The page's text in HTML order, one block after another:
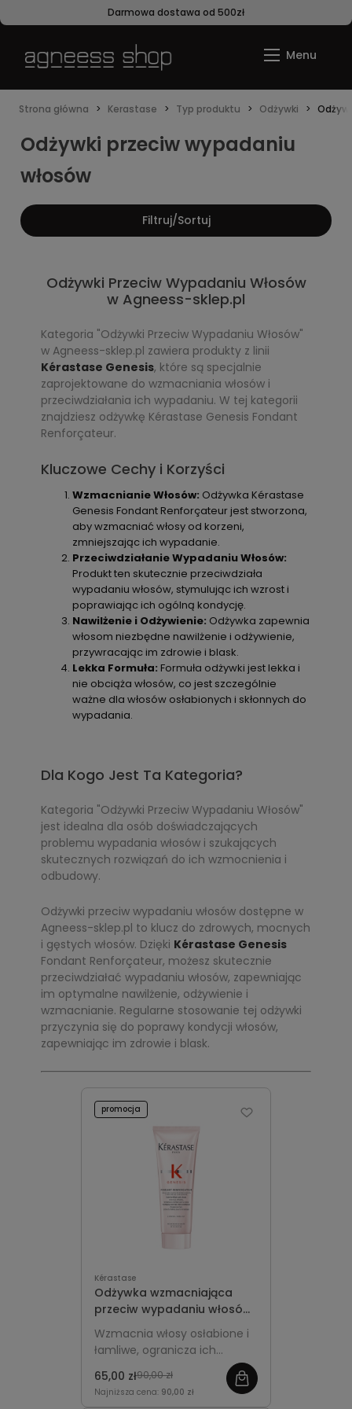
Darmowa dostawa od 500zł
Strona główna Kerastase Typ produktu Odżywki
Odżywki przeciw wypadaniu
włosów
Filtruj/Sortuj
Odżywki Przeciw Wypadaniu Włosów
w Agneess-sklep.pl
Kategoria "Odżywki Przeciw Wypadaniu Włosów"
w Agneess-sklep.pl zawiera produkty z linii
Kérastase Genesis, które są specjalnie
zaprojektowane do wzmacniania włosów i
przeciwdziałania ich wypadaniu. W tej kategorii
znajdziesz odżywkę Kérastase Genesis Fondant
Renforçateur.
Kluczowe Cechy i Korzyści
Wzmacnianie Włosów: Odżywka Kérastase
Genesis Fondant Renforçateur jest stworzona,
aby wzmacniać włosy od korzeni,
zmniejszając ich wypadanie.
Przeciwdziałanie Wypadaniu Włosów:
Produkt ten skutecznie przeciwdziała
wypadaniu włosów, stymulując ich wzrost i
poprawiając ich ogólną kondycję.
Nawilżenie i Odżywienie: Odżywka zapewnia
włosom niezbędne nawilżenie i odżywienie,
przywracając im zdrowie i blask.
Lekka Formuła: Formuła odżywki jest lekka i
nie obciąża włosów, co jest szczególnie
ważne dla włosów osłabionych i skłonnych do
wypadania.
Dla Kogo Jest Ta Kategoria?
Kategoria "Odżywki Przeciw Wypadaniu Włosów"
jest idealna dla osób doświadczających
problemu wypadania włosów i szukających
skutecznych rozwiązań do ich wzmocnienia i
odbudowy.
Odżywki przeciw wypadaniu włosów dostępne w
Agneess-sklep.pl to klucz do zdrowych, mocnych
i gęstych włosów. Dzięki Kérastase Genesis
Fondant Renforçateur, możesz skutecznie
przeciwdziałać wypadaniu włosów, zapewniając
im optymalne nawilżenie, odżywienie i
wzmacnianie. Regularne stosowanie tej odżywki
przyczynia się do poprawy kondycji włosów,
zapewniając im zdrowie i blask.
Kérastase
Odżywka wzmacniająca
przeciw wypadaniu włosów
- Kérastase Genesis
Fondant Renforçateur 75 ml
Travel Size
Wzmacnia włosy osłabione i
łamliwe, ogranicza ich
rozczesywanie oraz nadaje
pasmom miękkość i blask.
65,00 zł90,00 zł
Najniższa cena: 90,00 zł
promocja